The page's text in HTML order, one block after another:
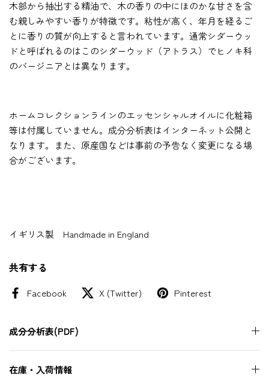
木部から抽出する精油で、木の香りの中にほのかな甘さを含
む親しみやすい香りが特徴です。粘性が高く、年月を経るご
とに香りの質が向上すると言われています。通常シダーウッ
ドと呼ばれるのはこのシダーウッド（アトラス）でヒノキ科
のバージニアとは異なります。
ホームコレクションラインのエッセンシャルオイルに化粧箱
等は付属していません。成分分析表はインターネット公開と
なります。また、原産国などは事前の予告なく変更になる場
合がございます。
イギリス製 Handmade in England
共有する
Facebook X (Twitter) Pinterest
成分分析表(PDF)
在庫・入荷情報